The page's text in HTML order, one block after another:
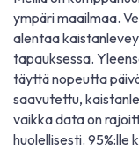
ympäri maailmaa.
alentaa
tapauksessa.
täyttä nopeutta
saavutettu,
vaikka data on
huolellisesti. 95%:lle